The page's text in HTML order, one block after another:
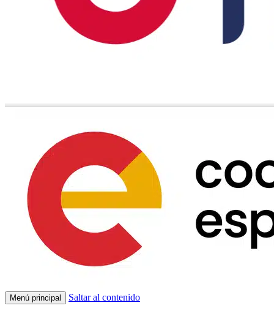
Menú principal Saltar al contenido